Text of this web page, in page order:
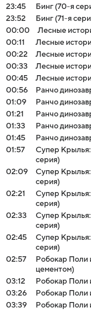
23:45
Бинг (70-я
23:52
Бинг (71-я
00:00
Лесные
00:11
Лесные
00:22
Лесные
00:33
Лесные
00:45
Лесные
00:56
Ранчо
01:09
Ранчо
01:21
Ранчо
01:33
Ранчо
01:45
Ранчо
01:57
Супер
серия)
02:09
Супер Крылья:
серия)
02:21
Супер
серия)
02:33
Супер
серия)
02:45
Супер
серия)
02:57
Робокар Поли
цементом)
03:12
Робокар Поли
03:26
Робокар Поли
03:39
Робокар Поли